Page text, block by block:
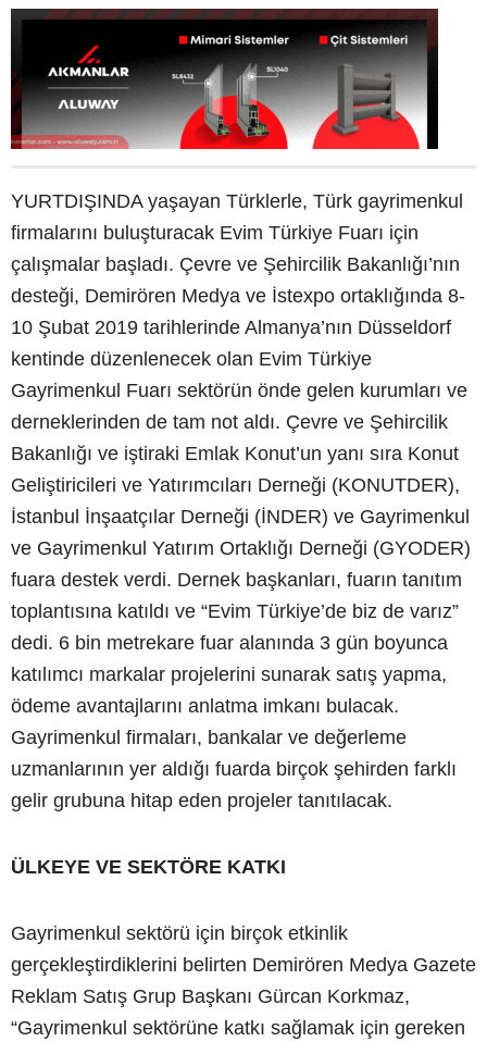
YURTDIŞINDA yaşayan Türklerle, Türk gayrimenkul
firmalarını buluşturacak Evim Türkiye Fuarı için
çalışmalar başladı. Çevre ve Şehircilik Bakanlığı’nın
desteği, Demirören Medya ve İstexpo ortaklığında 8-
10 Şubat 2019 tarihlerinde Almanya’nın Düsseldorf
kentinde düzenlenecek olan Evim Türkiye
Gayrimenkul Fuarı sektörün önde gelen kurumları ve
derneklerinden de tam not aldı. Çevre ve Şehircilik
Bakanlığı ve iştiraki Emlak Konut’un yanı sıra Konut
Geliştiricileri ve Yatırımcıları Derneği (KONUTDER),
İstanbul İnşaatçılar Derneği (İNDER) ve Gayrimenkul
ve Gayrimenkul Yatırım Ortaklığı Derneği (GYODER)
fuara destek verdi. Dernek başkanları, fuarın tanıtım
toplantısına katıldı ve “Evim Türkiye’de biz de varız”
dedi. 6 bin metrekare fuar alanında 3 gün boyunca
katılımcı markalar projelerini sunarak satış yapma,
ödeme avantajlarını anlatma imkanı bulacak.
Gayrimenkul firmaları, bankalar ve değerleme
uzmanlarının yer aldığı fuarda birçok şehirden farklı
gelir grubuna hitap eden projeler tanıtılacak.
ÜLKEYE VE SEKTÖRE KATKI
Gayrimenkul sektörü için birçok etkinlik
gerçekleştirdiklerini belirten Demirören Medya Gazete
Reklam Satış Grup Başkanı Gürcan Korkmaz,
“Gayrimenkul sektörüne katkı sağlamak için gereken